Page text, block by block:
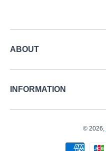
ABOUT
INFORMATION
© 2026,